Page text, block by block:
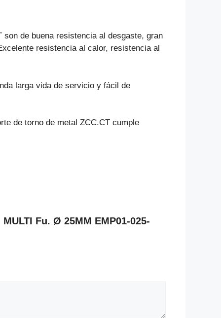
de buena resistencia al desgaste, gran
resistencia al calor, resistencia al
larga vida de servicio y fácil de
de torno de metal ZCC.CT cumple
Fu. Ø 25MM EMP01-025-